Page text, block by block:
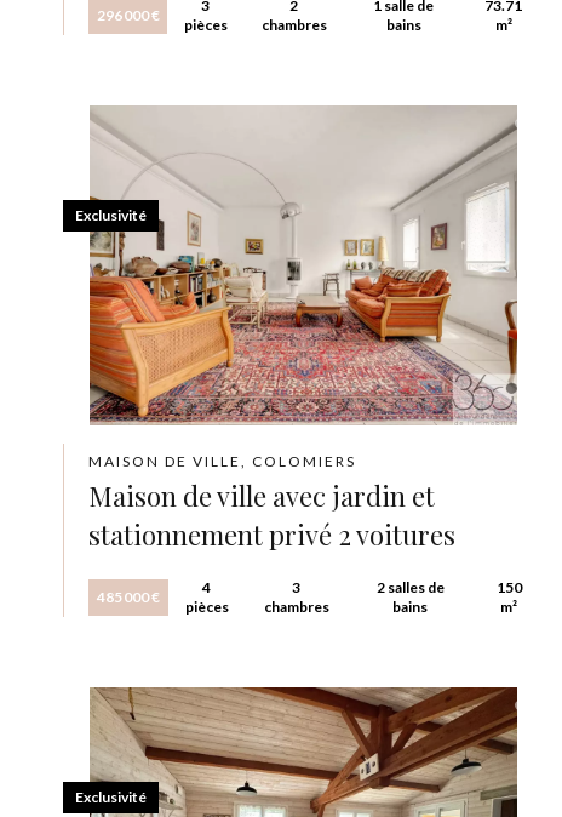
296 000 €
3
pièces
2
chambres
1 salle de
bains
73.71
m²
MAISON DE VILLE, COLOMIERS
Maison de ville avec jardin et
stationnement privé 2 voitures
485 000 €
4
pièces
3
chambres
2 salles de
bains
150
m²
Exclusivité
Exclusivité